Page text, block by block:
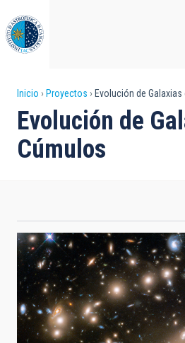
al
contenido
principal
Sobrescribir
enlaces
de
la
navegación
Inicio Proyectos Evolución de
Evolución de
Cúmulos